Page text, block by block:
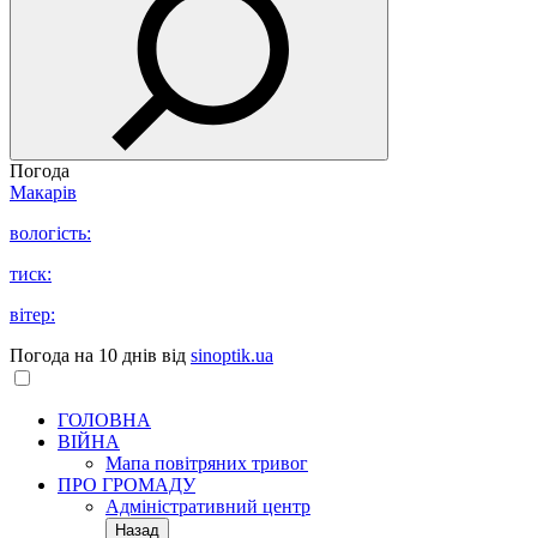
Погода
Макарів
вологість:
тиск:
вітер:
Погода на 10 днів від sinoptik.ua
ГОЛОВНА
ВІЙНА
Мапа повітряних тривог
ПРО ГРОМАДУ
Aдміністративний центр
Назад